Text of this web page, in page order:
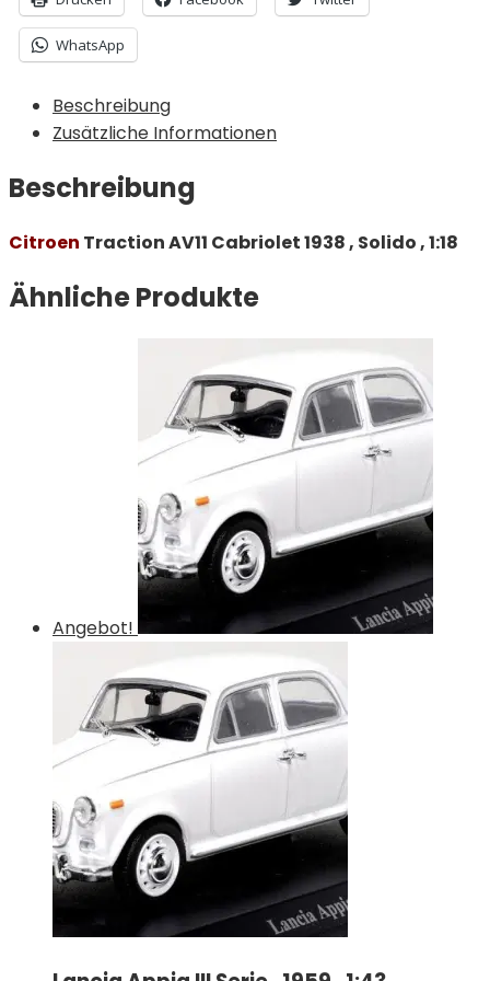
WhatsApp
Beschreibung
Zusätzliche Informationen
Beschreibung
Citroen Traction AV11 Cabriolet 1938 , Solido , 1:18
Ähnliche Produkte
Angebot!